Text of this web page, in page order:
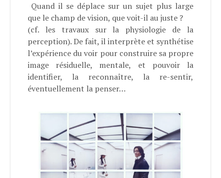
Quand il se déplace sur un sujet plus large
que le champ de vision, que voit-il au juste ?
(cf. les travaux sur la physiologie de la
perception). De fait, il interprète et synthétise
l’expérience du voir pour construire sa propre
image résiduelle, mentale, et pouvoir la
identifier, la reconnaître, la re-sentir,
éventuellement la penser…